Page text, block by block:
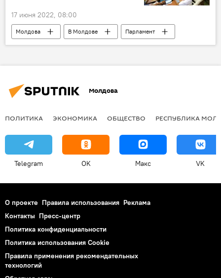
17 июня 2022, 08:00
Молдова В Молдове
Парламент
Румыния
заседание
Молдова
ПОЛИТИКА ЭКОНОМИКА ОБЩЕСТВО РЕСПУБЛИКА
Telegram OK Макс VK
О проекте Правила использования Реклама
Контакты Пресс-центр
Политика конфиденциальности
Политика использования Cookie
Правила применения рекомендательных
технологий